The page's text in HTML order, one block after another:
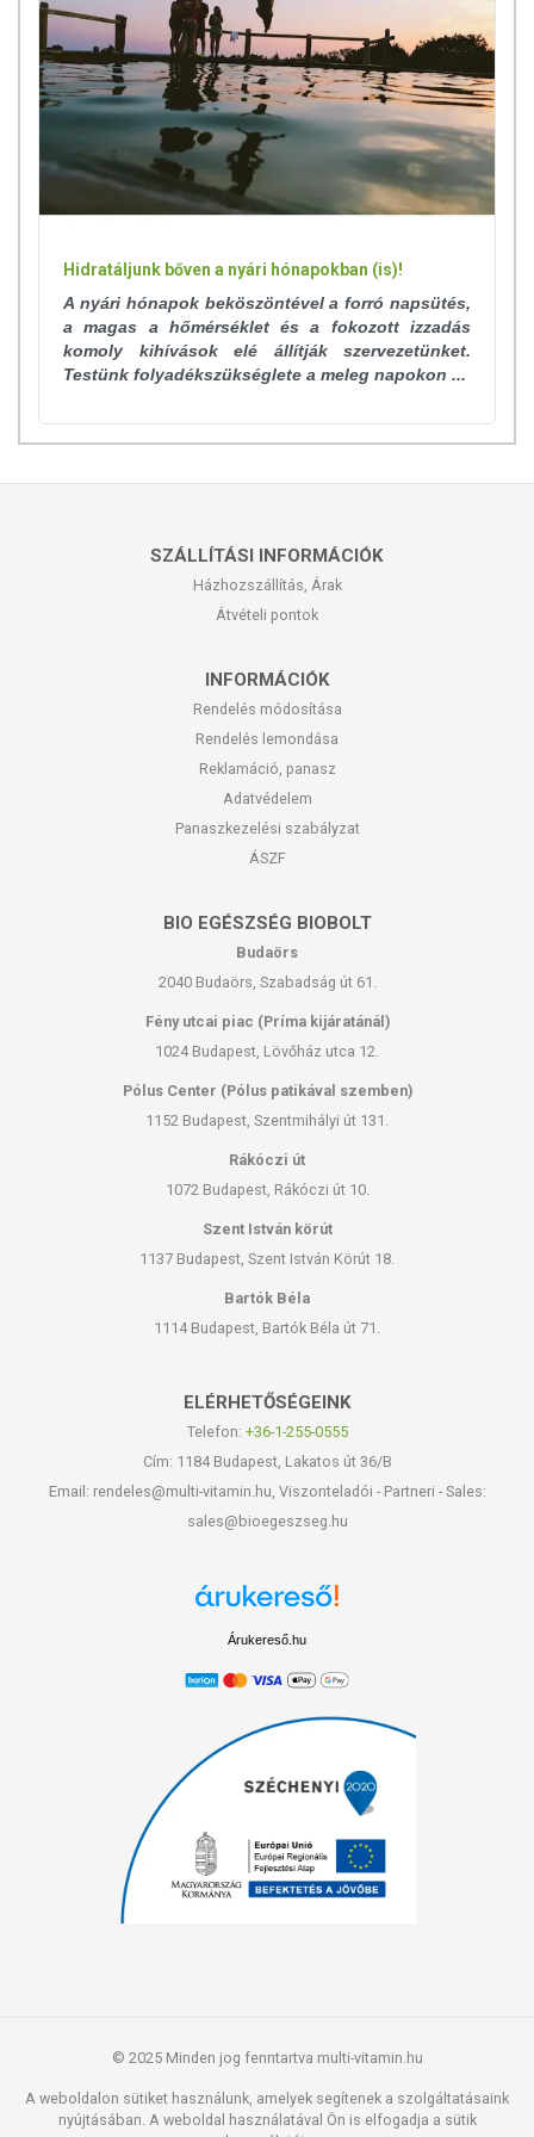
Hidratáljunk bőven a nyári hónapokban (is)!
A nyári hónapok beköszöntével a forró napsütés,
a magas a hőmérséklet és a fokozott izzadás
komoly kihívások elé állítják szervezetünket.
Testünk folyadékszükséglete a meleg napokon ...
SZÁLLÍTÁSI INFORMÁCIÓK
Házhozszállítás, Árak
Átvételi pontok
INFORMÁCIÓK
Rendelés módosítása
Rendelés lemondása
Reklamáció, panasz
Adatvédelem
Panaszkezelési szabályzat
ÁSZF
BIO EGÉSZSÉG BIOBOLT
Budaörs
2040 Budaörs, Szabadság út 61.
Fény utcai piac (Príma kijáratánál)
1024 Budapest, Lövőház utca 12.
Pólus Center (Pólus patikával szemben)
1152 Budapest, Szentmihályi út 131.
Rákóczi út
1072 Budapest, Rákóczi út 10.
Szent István körút
1137 Budapest, Szent István Körút 18.
Bartók Béla
1114 Budapest, Bartók Béla út 71.
ELÉRHETŐSÉGEINK
Telefon: +36-1-255-0555
Cím: 1184 Budapest, Lakatos út 36/B
Email: rendeles@multi-vitamin.hu, Viszonteladói - Partneri - Sales:
sales@bioegeszseg.hu
Árukereső.hu
© 2025 Minden jog fenntartva multi-vitamin.hu
A weboldalon sütiket használunk, amelyek segítenek a szolgáltatásaink
nyújtásában. A weboldal használatával Ön is elfogadja a sütik